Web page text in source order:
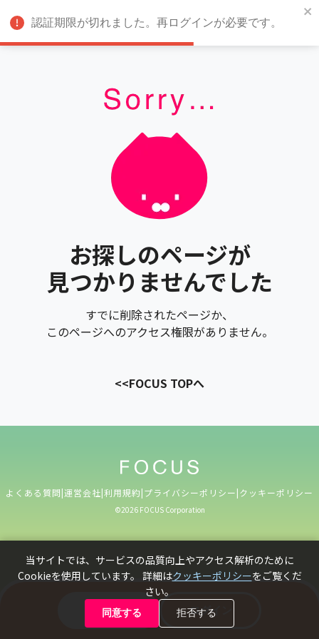
お探しのページが
見つかりませんでした
すでに削除されたページか、
このページへのアクセス権限がありません。
<<FOCUS TOPへ
ログイン
新規登録
よくある質問|運営会社|利用規約|プライバシーポリシー|クッキーポリシー
©️2026 FOCUS Corporation
認証期限が切れました。再ログインが必要です。
当サイトでは、サービスの品質向上やアクセス解析のために
Cookieを使用しています。 詳細はクッキーポリシーをご覧くだ
さい。
同意する 拒否する